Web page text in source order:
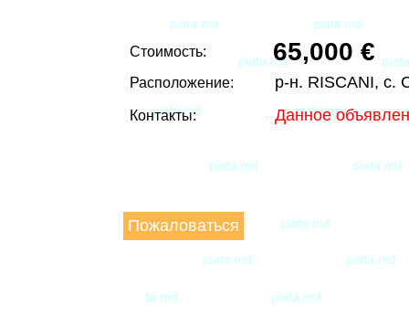
Стоимость: 65,000 €
Расположение: р-н. RISCANI, с.
Контакты: Данное
Пожаловаться